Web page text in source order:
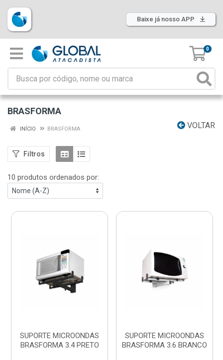
Baixe já nosso APP
0
BRASFORMA
VOLTAR
INÍCIO BRASFORMA
Filtros
10 produtos ordenados por:
SUPORTE MICROONDAS
BRASFORMA 3.4 PRETO
SUPORTE MICROONDAS
BRASFORMA 3.6 BRANCO